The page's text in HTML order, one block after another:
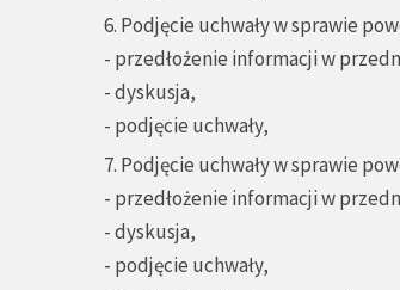
6. Podjęcie uchwały w sprawie
- przedłożenie informacji w
- dyskusja,
- podjęcie uchwały,
7. Podjęcie uchwały w sprawie
- przedłożenie informacji w
- dyskusja,
- podjęcie uchwały,